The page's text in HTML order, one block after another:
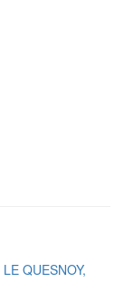
QUESNOY,